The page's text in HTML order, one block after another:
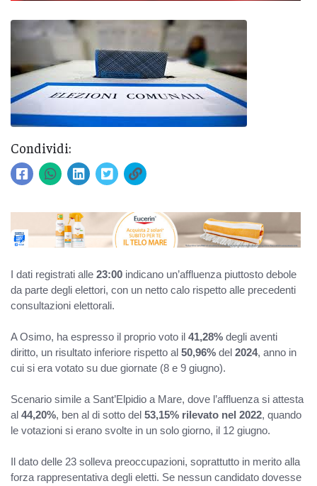
Condividi:
I dati registrati alle 23:00 indicano un’affluenza piuttosto debole
da parte degli elettori, con un netto calo rispetto alle precedenti
consultazioni elettorali.
A Osimo, ha espresso il proprio voto il 41,28% degli aventi
diritto, un risultato inferiore rispetto al 50,96% del 2024, anno in
cui si era votato su due giornate (8 e 9 giugno).
Scenario simile a Sant’Elpidio a Mare, dove l’affluenza si attesta
al 44,20%, ben al di sotto del 53,15% rilevato nel 2022, quando
le votazioni si erano svolte in un solo giorno, il 12 giugno.
Il dato delle 23 solleva preoccupazioni, soprattutto in merito alla
forza rappresentativa degli eletti. Se nessun candidato dovesse